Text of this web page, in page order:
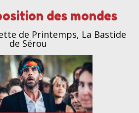
des mondes
de Printemps, La Bastide
de Sérou